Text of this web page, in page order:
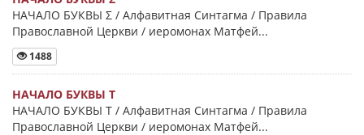
НАЧАЛО БУКВЫ Σ / Алфавитная Синтагма / Правила
Православной Церкви / иеромонах Матфей...
1488
НАЧАЛО БУКВЫ Τ
НАЧАЛО БУКВЫ Τ / Алфавитная Синтагма / Правила
Православной Церкви / иеромонах Матфей...